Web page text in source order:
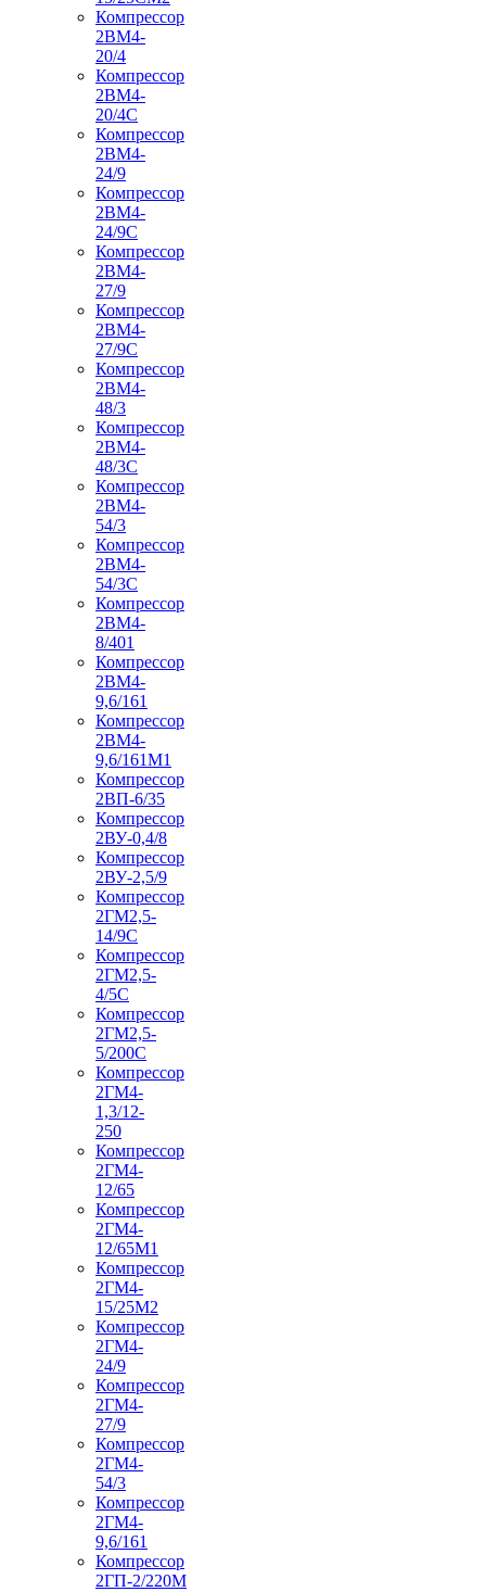
Компрессор
2ВМ4-
20/4
Компрессор
2ВМ4-
20/4С
Компрессор
2ВМ4-
24/9
Компрессор
2ВМ4-
24/9С
Компрессор
2ВМ4-
27/9
Компрессор
2ВМ4-
27/9С
Компрессор
2ВМ4-
48/3
Компрессор
2ВМ4-
48/3С
Компрессор
2ВМ4-
54/3
Компрессор
2ВМ4-
54/3С
Компрессор
2ВМ4-
8/401
Компрессор
2ВМ4-
9,6/161
Компрессор
2ВМ4-
9,6/161М1
Компрессор
2ВП-6/35
Компрессор
2ВУ-0,4/8
Компрессор
2ВУ-2,5/9
Компрессор
2ГМ2,5-
14/9С
Компрессор
2ГМ2,5-
4/5С
Компрессор
2ГМ2,5-
5/200С
Компрессор
2ГМ4-
1,3/12-
250
Компрессор
2ГМ4-
12/65
Компрессор
2ГМ4-
12/65М1
Компрессор
2ГМ4-
15/25М2
Компрессор
2ГМ4-
24/9
Компрессор
2ГМ4-
27/9
Компрессор
2ГМ4-
54/3
Компрессор
2ГМ4-
9,6/161
Компрессор
2ГП-2/220М